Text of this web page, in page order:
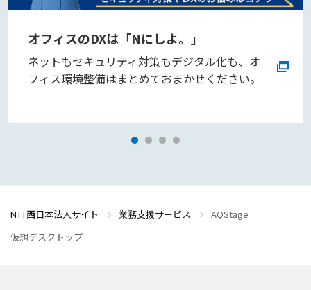
オフィスのDXは「Nにしよ。」
ネットもセキュリティ対策もデジタル化も、オ
フィス環境整備はまとめておまかせください。
NTT西日本法人サイト 業務支援サービス
AQStage
仮想デスクトップ